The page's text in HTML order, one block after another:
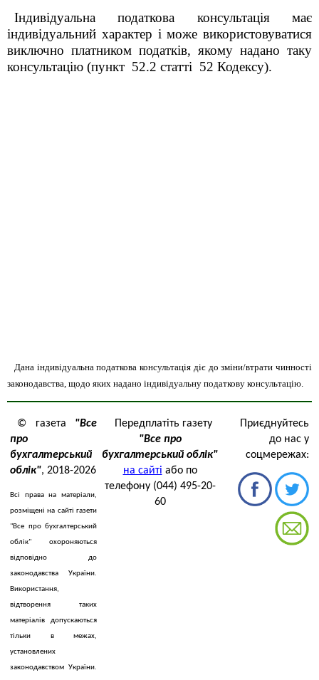
Індивідуальна податкова консультація має
індивідуальний характер і може використовуватися
виключно платником податків, якому надано таку
консультацію (пункт 52.2 статті 52 Кодексу).
Дана індивідуальна податкова консультація діє до зміни/втрати чинності
законодавства, щодо яких надано індивідуальну податкову консультацію.
© газета "Все
про
бухгалтерський
облік", 2018-2026
Всі права на матеріали,
розміщені на сайті газети
"Все про бухгалтерський
облік" охороняються
відповідно до
законодавства України.
Використання,
відтворення таких
матеріалів допускаються
тільки в межах,
установлених
законодавством України.
Передплатіть газету
"Все про
бухгалтерський облік"
на сайті або по
телефону (044) 495-20-
60
Приєднуйтесь
до нас у
соцмережах: